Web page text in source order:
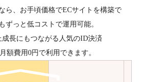
ら、お手頃価格でECサイトを構築で
ずっと低コストで運用可能。
成長にもつながる人気のID決済
額費用0円で利用できます。